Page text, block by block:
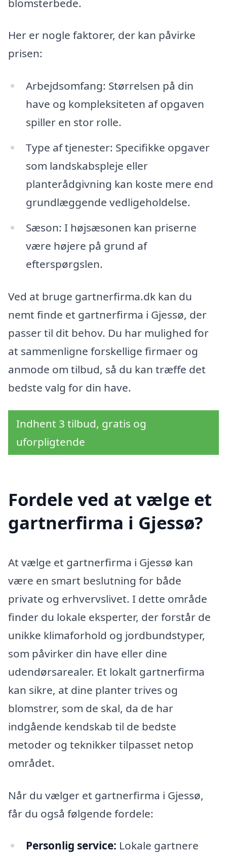
blomsterbede.
Her er nogle faktorer, der kan påvirke
prisen:
Arbejdsomfang: Størrelsen på din
have og kompleksiteten af opgaven
spiller en stor rolle.
Type af tjenester: Specifikke opgaver
som landskabspleje eller
planterådgivning kan koste mere end
grundlæggende vedligeholdelse.
Sæson: I højsæsonen kan priserne
være højere på grund af
efterspørgslen.
Ved at bruge gartnerfirma.dk kan du
nemt finde et gartnerfirma i Gjessø, der
passer til dit behov. Du har mulighed for
at sammenligne forskellige firmaer og
anmode om tilbud, så du kan træffe det
bedste valg for din have.
Indhent 3 tilbud, gratis og
uforpligtende
Fordele ved at vælge et
gartnerfirma i Gjessø?
At vælge et gartnerfirma i Gjessø kan
være en smart beslutning for både
private og erhvervslivet. I dette område
finder du lokale eksperter, der forstår de
unikke klimaforhold og jordbundstyper,
som påvirker din have eller dine
udendørsarealer. Et lokalt gartnerfirma
kan sikre, at dine planter trives og
blomstrer, som de skal, da de har
indgående kendskab til de bedste
metoder og teknikker tilpasset netop
området.
Når du vælger et gartnerfirma i Gjessø,
får du også følgende fordele:
Personlig service: Lokale gartnere